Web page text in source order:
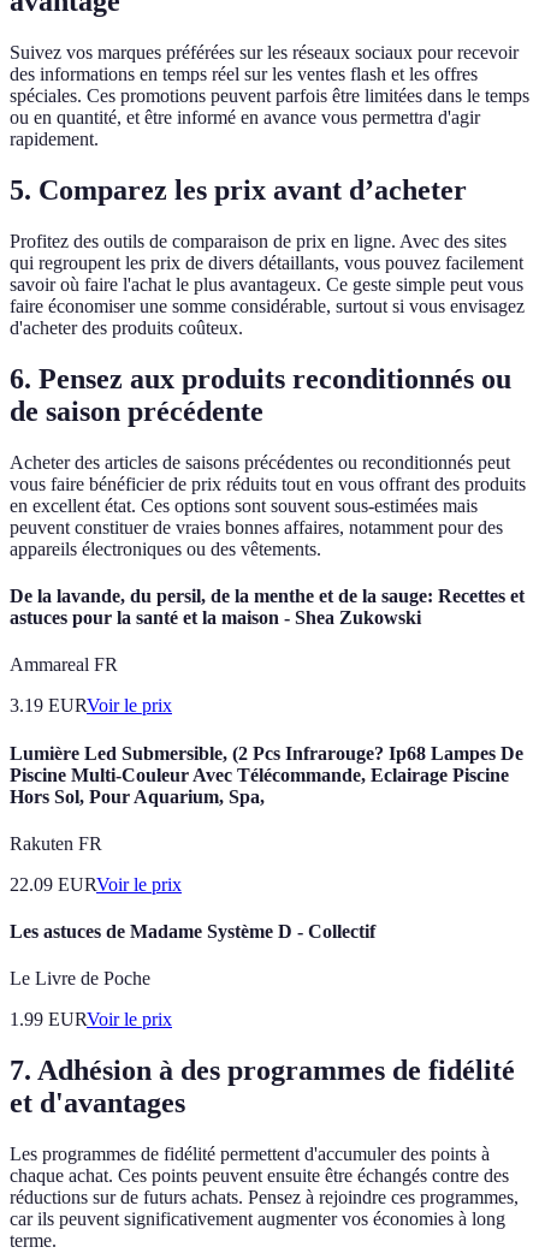
Suivez vos marques préférées sur les réseaux sociaux pour recevoir
des informations en temps réel sur les ventes flash et les offres
spéciales. Ces promotions peuvent parfois être limitées dans le temps
ou en quantité, et être informé en avance vous permettra d'agir
rapidement.
5. Comparez les prix avant d’acheter
Profitez des outils de comparaison de prix en ligne. Avec des sites
qui regroupent les prix de divers détaillants, vous pouvez facilement
savoir où faire l'achat le plus avantageux. Ce geste simple peut vous
faire économiser une somme considérable, surtout si vous envisagez
d'acheter des produits coûteux.
6. Pensez aux produits reconditionnés ou
de saison précédente
Acheter des articles de saisons précédentes ou reconditionnés peut
vous faire bénéficier de prix réduits tout en vous offrant des produits
en excellent état. Ces options sont souvent sous-estimées mais
peuvent constituer de vraies bonnes affaires, notamment pour des
appareils électroniques ou des vêtements.
De la lavande, du persil, de la menthe et de la sauge: Recettes et
astuces pour la santé et la maison - Shea Zukowski
Ammareal FR
3.19 EURVoir le prix
Lumière Led Submersible, (2 Pcs Infrarouge? Ip68 Lampes De
Piscine Multi-Couleur Avec Télécommande, Eclairage Piscine
Hors Sol, Pour Aquarium, Spa,
Rakuten FR
22.09 EURVoir le prix
Les astuces de Madame Système D - Collectif
Le Livre de Poche
1.99 EURVoir le prix
7. Adhésion à des programmes de fidélité
et d'avantages
Les programmes de fidélité permettent d'accumuler des points à
chaque achat. Ces points peuvent ensuite être échangés contre des
réductions sur de futurs achats. Pensez à rejoindre ces programmes,
car ils peuvent significativement augmenter vos économies à long
terme.